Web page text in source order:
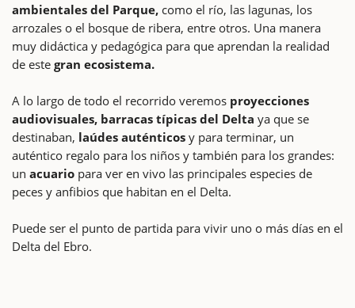
ambientales del Parque, como el río, las lagunas, los
arrozales o el bosque de ribera, entre otros. Una manera
muy didáctica y pedagógica para que aprendan la realidad
de este gran ecosistema.
A lo largo de todo el recorrido veremos proyecciones
audiovisuales, barracas típicas del Delta ya que se
destinaban, laúdes auténticos y para terminar, un
auténtico regalo para los niños y también para los grandes:
un acuario para ver en vivo las principales especies de
peces y anfibios que habitan en el Delta.
Puede ser el punto de partida para vivir uno o más días en el
Delta del Ebro.